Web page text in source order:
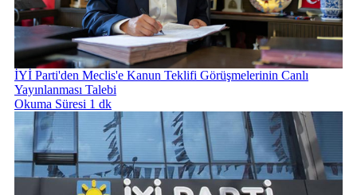
İYİ Parti'den Meclis'e Kanun Teklifi Görüşmelerinin Canlı
Yayınlanması Talebi
Okuma Süresi 1 dk